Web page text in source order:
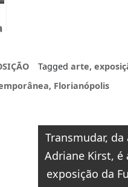
Tagged arte,
, Florianópolis
Transmudar,
Adriane Kirst, é
exposição da